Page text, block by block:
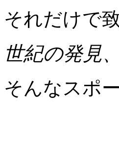
それだけで
世紀の発見
そんなスポ